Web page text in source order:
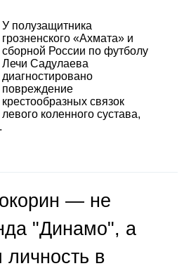
У полузащитника
грозненского «Ахмата» и
сборной России по футболу
Лечи Садулаева
диагностировано
повреждение
крестообразных связок
левого коленного сустава,
— не
"Динамо", а
личность в